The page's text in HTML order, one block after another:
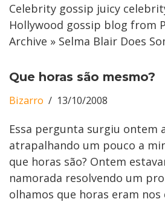
Celebrity gossip juicy
Hollywood gossip blog from
Archive » Selma Blair Does
Que horas são mesmo?
Bizarro 13/10/2008
Essa pergunta surgiu ontem
atrapalhando um pouco a
que horas são? Ontem
namorada resolvendo um
olhamos que horas eram